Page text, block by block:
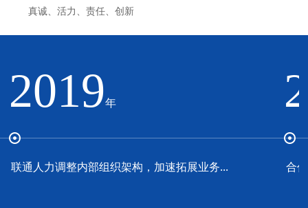
真诚、活力、责任、创新
2019年
联通人力调整内部组织架构，加速拓展业务... 合